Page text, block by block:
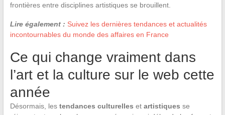
frontières entre disciplines artistiques se brouillent.
Lire également : Suivez les dernières tendances et actualités
incontournables du monde des affaires en France
Ce qui change vraiment dans
l’art et la culture sur le web cette
année
Désormais, les tendances culturelles et artistiques se